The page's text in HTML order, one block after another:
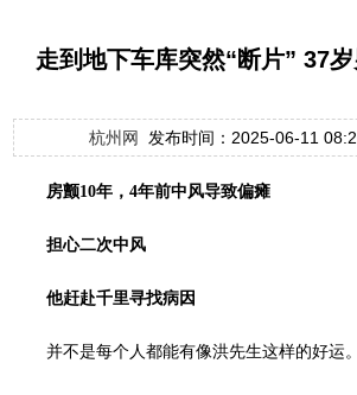
走到地下车库突然“断片” 37岁
杭州网 发布时间：2025-06-11
房颤10年，4年前中风导致偏瘫
担心二次中风
他赶赴千里寻找病因
并不是每个人都能有像洪先生这样的好运。